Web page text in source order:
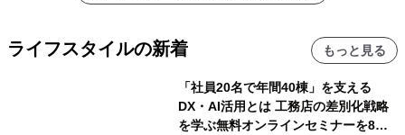
ライフスタイルの新着 もっと見る
「社員20名で年間40棟」を支える
DX・AI活用とは 工務店の差別化戦略
を学ぶ無料オンラインセミナーを8月